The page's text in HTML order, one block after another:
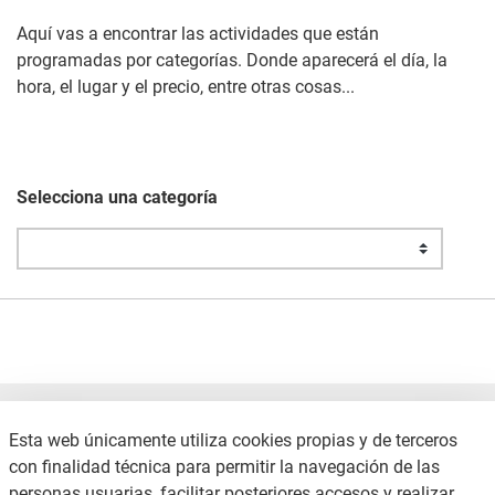
Aquí vas a encontrar las actividades que están
programadas por categorías. Donde aparecerá el día, la
hora, el lugar y el precio, entre otras cosas...
Selecciona una categoría
Esta web únicamente utiliza cookies propias y de terceros
con finalidad técnica para permitir la navegación de las